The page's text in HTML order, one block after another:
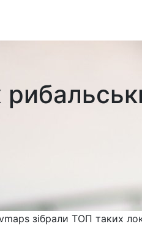
зібрали ТОП таких